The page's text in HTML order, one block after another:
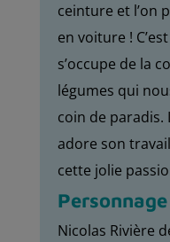
ceinture et l’on
en voiture !
s’occupe de la
légumes qui
coin de paradis.
adore son
cette jolie
Nicolas Rivière